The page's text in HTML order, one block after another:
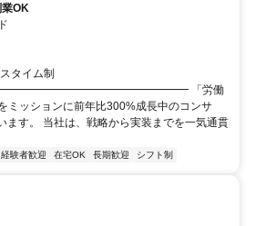
OK
タイム制
景 ━━━━━━━━━━━━━━━━━━ 「労働
ミッションに前年比300%成長中のコンサ
ます。 当社は、戦略から実装までを一気通貫
経験者歓迎 在宅OK 長期歓迎 シフト制